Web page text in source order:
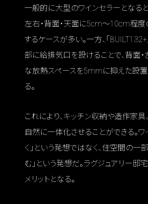
一般的に大型のワインセラーとなる
左右・背面・天面に5cm〜10cm程度
するケースが多い。一方、「
部に給排気口を設けることで、背面
な放熱スペースを5mmに抑えた設
る。
これにより、キッチン収納や造作家具
自然に一体化させることができる。ワ
く」という発想ではなく、住空間の一
む」という発想だ。ラグジュアリー邸
メリットとなる。